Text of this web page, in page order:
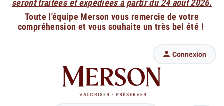
seront traitées et expédiées à partir du 24 août 2026.
Toute l'équipe Merson vous remercie de votre
compréhension et vous souhaite un très bel été !
 Connexion